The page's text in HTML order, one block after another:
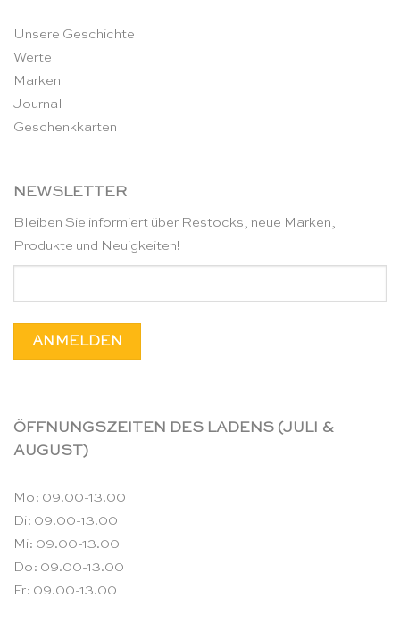
Unsere Geschichte
Werte
Marken
Journal
Geschenkkarten
NEWSLETTER
Bleiben Sie informiert über Restocks, neue Marken,
Produkte und Neuigkeiten!
ÖFFNUNGSZEITEN DES LADENS (JULI &
AUGUST)
Mo: 09.00-13.00
Di: 09.00-13.00
Mi: 09.00-13.00
Do: 09.00-13.00
Fr: 09.00-13.00